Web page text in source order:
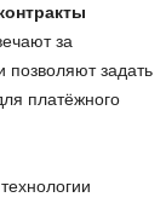
за
позволяют задать
платёжного